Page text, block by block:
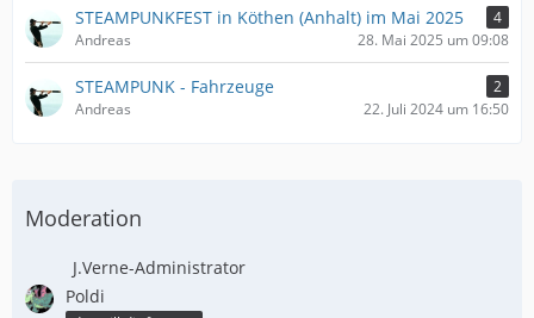
STEAMPUNKFEST in Köthen (Anhalt) im Mai 2025
4
Andreas
28. Mai 2025 um 09:08
STEAMPUNK - Fahrzeuge
2
Andreas
22. Juli 2024 um 16:50
Moderation
J.Verne-Administrator
Poldi